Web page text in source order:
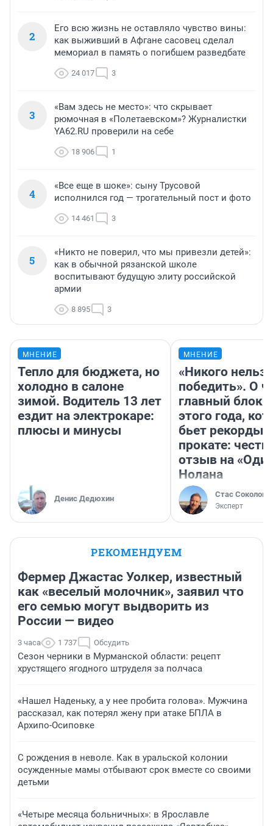
2
Его всю жизнь не оставляло чувство вины:
как выживший в Афгане сасовец сделал
мемориал в память о погибшем разведбате
24 017 3
3
«Вам здесь не место»: что скрывает
рюмочная в «Полетаевском»? Журналистки
YA62.RU проверили на себе
18 906 1
4
«Все еще в шоке»: сыну Трусовой
исполнился год — трогательный пост и фото
14 461 3
5
«Никто не поверил, что мы привезли детей»:
как в обычной рязанской школе
воспитывают будущую элиту российской
армии
8 895 3
МНЕНИЕ
Тепло для бюджета, но
холодно в салоне
зимой. Водитель 13 лет
ездит на электрокаре:
плюсы и минусы
Денис Дедюхин
МНЕНИЕ
«Никого нельзя
победить». О
главный
этого года,
бьет рекорды в
прокате:
отзыв на
Нолана
Стас Соколов
Эксперт
РЕКОМЕНДУЕМ
Фермер Джастас Уолкер, известный
как «веселый молочник», заявил что
его семью могут выдворить из
России — видео
3 часа 1 737 Обсудить
Сезон черники в Мурманской области: рецепт
хрустящего ягодного штруделя за полчаса
«Нашел Наденьку, а у нее пробита голова». Мужчина
рассказал, как потерял жену при атаке БПЛА в
Архипо-Осиповке
С рождения в неволе. Как в уральской колонии
осужденные мамы отбывают срок вместе со своими
детьми
«Четыре месяца больничных»: в Ярославле